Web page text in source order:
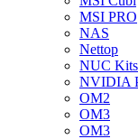
MSI PRO
NAS
Nettop
NUC Kits
NVIDIA
OM2
OM3
OM3